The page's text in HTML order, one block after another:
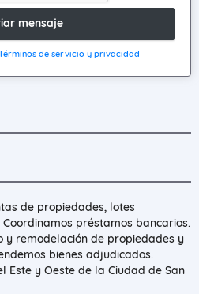
mensaje
de servicio y privacidad
de propiedades, lotes
préstamos bancarios.
y remodelación de propiedades y
bienes adjudicados.
Este y Oeste de la Ciudad de San